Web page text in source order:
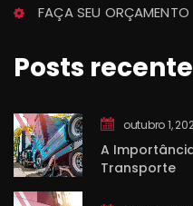
FAÇA SEU ORÇAMENTO
Posts
outubro 1,
A
Transporte